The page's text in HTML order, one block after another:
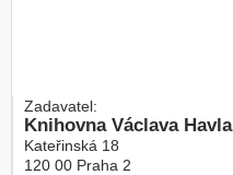
Zadavatel:
Knihovna Václava Havla
Kateřinská 18
120 00 Praha 2